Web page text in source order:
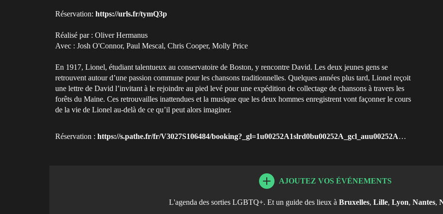
Réservation: https://urls.fr/tymQ3p
Réalisé par : Oliver Hermanus
Avec : Josh O'Connor, Paul Mescal, Chris Cooper, Molly Price
En 1917, Lionel, étudiant talentueux au conservatoire de Boston, y rencontre David. Les deux jeunes gens se
retrouvent autour d’une passion commune pour les chansons traditionnelles. Quelques années plus tard, Lionel reçoit
une lettre de David l’invitant à le rejoindre au pied levé pour une expédition de collectage de chansons à travers les
forêts du Maine. Ces retrouvailles inattendues et la musique que les deux hommes enregistrent vont façonner le cours
de la vie de Lionel au-delà de ce qu’il peut alors imaginer.
Réservation : https://s.pathe.fr/fr/V3027S106484/booking?_gl=1u00252A1slrd0bu00252A_gcl_auu00252AOTIyNjc4NzE1LjE3NjU1MzEzNTU.u00252AFPAUu00252AOTIyNjc4NzE1LjE3NjU1MzEzNTU.
AJOUTEZ VOS ÉVÉNEMENTS
L'agenda des sorties LGBTQ+. Et un guide des lieux à Bruxelles, Lille, Lyon, Nantes,